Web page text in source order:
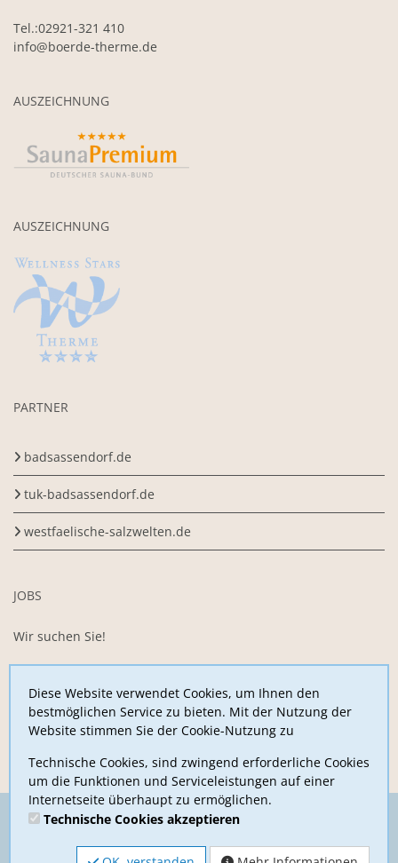
Tel.:02921-321 410
info@boerde-therme.de
AUSZEICHNUNG
AUSZEICHNUNG
PARTNER
badsassendorf.de
tuk-badsassendorf.de
westfaelische-salzwelten.de
JOBS
Wir suchen Sie!
begeisterungsfähig und belastbar und möchten uns mit Ihrer
Arbeitskraft unterstützen?
Copyright 2026 Börde Therme Bad Sassendorf Impressum
AGB
Diese Website verwendet Cookies, um Ihnen den
bestmöglichen Service zu bieten. Mit der Nutzung der
Website stimmen Sie der Cookie-Nutzung zu
Technische Cookies, sind zwingend erforderliche Cookies
um die Funktionen und Serviceleistungen auf einer
Internetseite überhaupt zu ermöglichen.
Technische Cookies akzeptieren